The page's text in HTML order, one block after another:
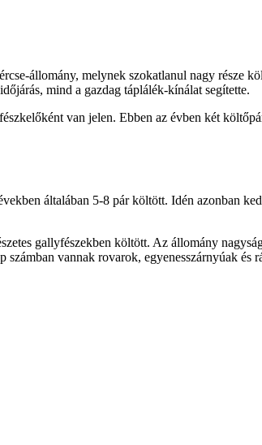
állomány, melynek szokatlanul nagy része
mind a gazdag táplálék-kínálat segítette.
van jelen. Ebben az évben két
általában 5-8 pár költött. Idén azonban
gallyfészekben költött. Az állomány
vannak rovarok, egyenesszárnyúak és